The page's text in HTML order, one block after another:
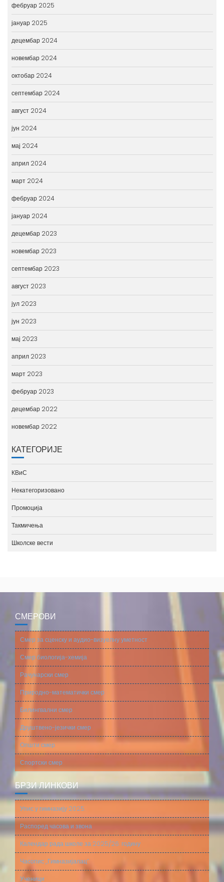
фебруар 2025
јануар 2025
децембар 2024
новембар 2024
октобар 2024
септембар 2024
август 2024
јун 2024
мај 2024
април 2024
март 2024
фебруар 2024
јануар 2024
децембар 2023
новембар 2023
септембар 2023
август 2023
јул 2023
јун 2023
мај 2023
април 2023
март 2023
фебруар 2023
децембар 2022
новембар 2022
КАТЕГОРИЈЕ
КВиС
Некатегоризовано
Промоција
Такмичења
Школске вести
СМЕРОВИ
Смер за сценску и аудио-визуелну уметност
Смер биологија-хемија
Рачунарски смер
Природно-математички смер
Билингвални смер
Друштвено-језички смер
Општи смер
Спортски смер
БРЗИ ЛИНКОВИ
Упис у гимназију 2025.
Распоред часова и звона
Календар рада школе за 2025/26. годину
Часопис „Гимназијалац“
Ученици